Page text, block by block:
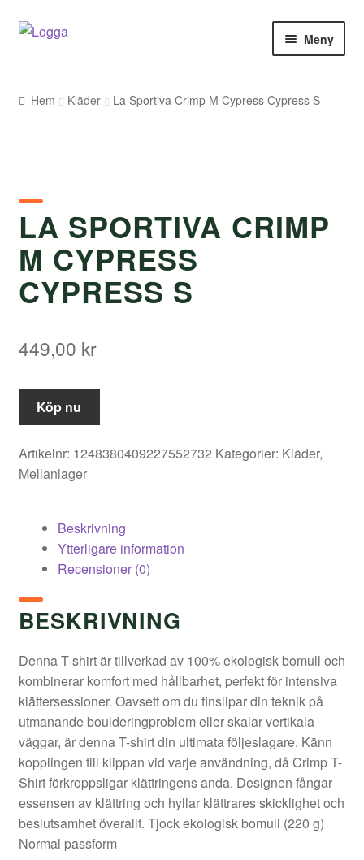
Hoppa
Hoppa
Meny
Butik
Varumärken
Väljare
Hem Kläder La Sportiva Crimp M Cypress Cypress S
LA SPORTIVA CRIMP
M CYPRESS
CYPRESS S
449,00 kr
Köp nu
Artikelnr: 1248380409227552732 Kategorier: Kläder,
Mellanlager
Beskrivning
Ytterligare information
Recensioner (0)
BESKRIVNING
Denna T-shirt är tillverkad av 100% ekologisk bomull och
kombinerar komfort med hållbarhet, perfekt för intensiva
klättersessioner. Oavsett om du finslipar din teknik på
utmanande boulderingproblem eller skalar vertikala
väggar, är denna T-shirt din ultimata följeslagare. Känn
kopplingen till klippan vid varje användning, då Crimp T-
Shirt förkroppsligar klättringens anda. Designen fångar
essensen av klättring och hyllar klättrares skicklighet och
beslutsamhet överallt. Tjock ekologisk bomull (220 g)
Normal passform